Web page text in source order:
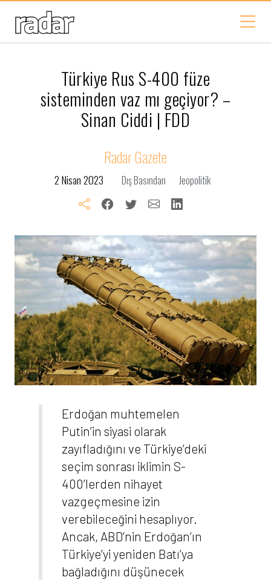
Türkiye Rus S-400 füze
sisteminden vaz mı geçiyor? –
Sinan Ciddi | FDD
Radar Gazete
2 Nisan 2023 Dış Basından Jeopolitik
Erdoğan muhtemelen
Putin’in siyasi olarak
zayıfladığını ve Türkiye’deki
seçim sonrası iklimin S-
400’lerden nihayet
vazgeçmesine izin
verebileceğini hesaplıyor.
Ancak, ABD’nin Erdoğan’ın
Türkiye’yi yeniden Batı’ya
bağladığını düşünecek